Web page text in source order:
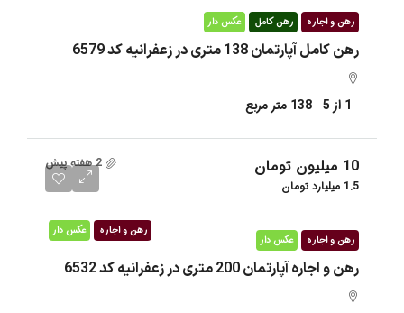
رهن و اجاره رهن کامل عکس دار
رهن کامل آپارتمان 138 متری در زعفرانیه کد 6579
1 از 5 138 متر مربع
2 هفته پیش
رهن و اجاره عکس دار
10 میلیون تومان
1.5 میلیارد تومان
رهن و اجاره عکس دار
رهن و اجاره آپارتمان 200 متری در زعفرانیه کد 6532